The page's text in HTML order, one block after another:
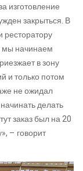
изготовление
закрыться. В
ресторатору
мы начинаем
в зону
и только потом
не ожидал
делать
заказ был на 20
– говорит